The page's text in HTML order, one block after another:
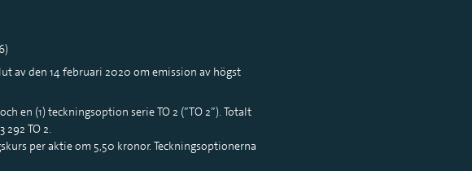
av den 14 februari 2020 om emission av högst
en (1) teckningsoption serie TO 2 (”TO 2”). Totalt
TO 2.
per aktie om 5,50 kronor. Teckningsoptionerna